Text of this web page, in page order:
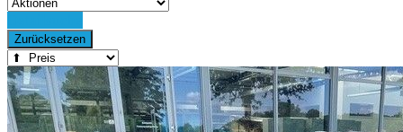
Zurücksetzen